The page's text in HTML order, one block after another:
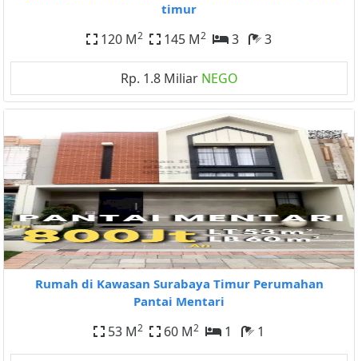
timur
120 M2 145 M2 3 3
Rp. 1.8 Miliar NEGO
Rumah di Kawasan Surabaya Timur Perumahan
Pantai Mentari
53 M2 60 M2 1 1